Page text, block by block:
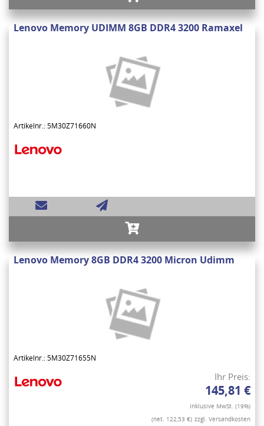
Lenovo Memory UDIMM 8GB DDR4 3200 Ramaxel
Artikelnr.: 5M30Z71660N
Lenovo Memory 8GB DDR4 3200 Micron Udimm
Artikelnr.: 5M30Z71655N
Ihr Preis:
145,81 €
Inklusive MwSt. (19%)
(net. 122,53 €) zzgl. Versandkosten